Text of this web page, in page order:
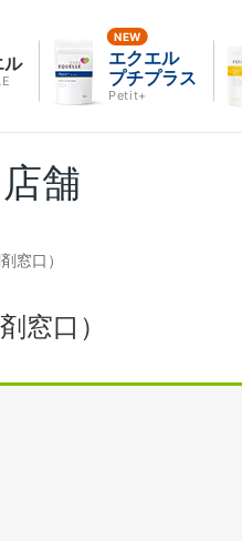
ル
エクエル
プチプラス
Petit+
舗
窓口）
窓口）